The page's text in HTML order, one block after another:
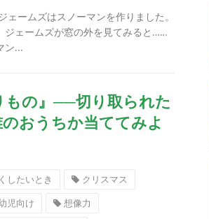
ームズはスノーマンを作りました。
ジェームズが窓の外を見てみると……
ン...
もの』──切り取られた
おうちか当ててみよ
したいとき
クリスマス
児向け
想像力